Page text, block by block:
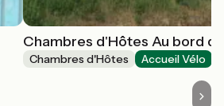
Chambres d'Hôtes Au bord
Chambres d'Hôtes Accueil Vélo